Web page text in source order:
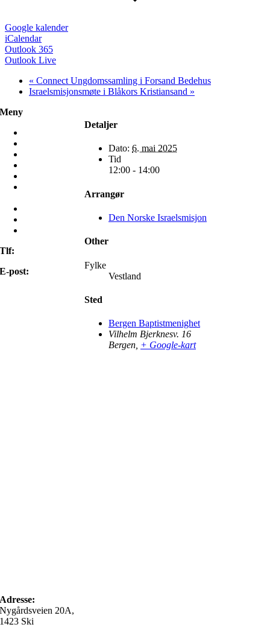
Google kalender
iCalendar
Outlook 365
Outlook Live
« Connect Ungdomssamling i Forsand Bedehus
Israelsmisjonsmøte i Blåkors Kristiansand »
Detaljer
Dato: 6. mai 2025
Tid
12:00 - 14:00
Arrangør
Den Norske Israelsmisjon
Other
Fylke
Vestland
Sted
Bergen Baptistmenighet
Vilhelm Bjerknesv. 16
Bergen + Google-kart
Meny
Tlf:
E-post:
Adresse:
Nygårdsveien 20A,
1423 Ski